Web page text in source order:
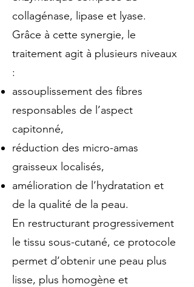
collagénase, lipase et lyase.
Grâce à cette synergie, le
traitement agit à plusieurs niveaux
:
assouplissement des fibres
responsables de l’aspect
capitonné,
réduction des micro-amas
graisseux localisés,
amélioration de l’hydratation et
de la qualité de la peau.
En restructurant progressivement
le tissu sous-cutané, ce protocole
permet d’obtenir une peau plus
lisse, plus homogène et